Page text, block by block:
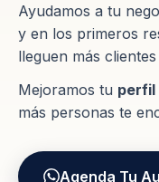
Ayudamos a tu
y en los primeros
lleguen más clientes
Mejoramos tu perfil
más personas te
Agenda Tu